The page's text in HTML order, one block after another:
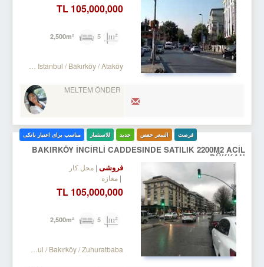
105,000,000 TL
5
/ Ataköy
MELTEM ÖNDER
فرصت السعر خفض جدید للاستثمار مناسب برای اعتبار بانکی
BAKIRKÖY İNCİRLİ CADDESINDE SATILIK 2200M2 ACİL
DÜKKAN
فروشی محل کار
مغازه
105,000,000 TL
5
Turkey Istanbul / Bakırköy / Zuhuratbaba